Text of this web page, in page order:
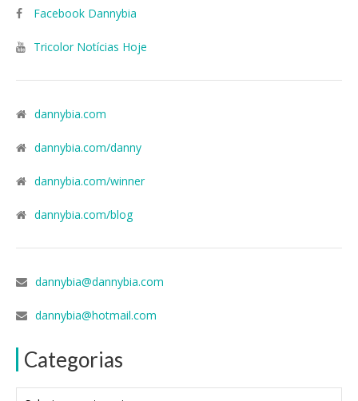
Facebook Dannybia
Tricolor Notícias Hoje
dannybia.com
dannybia.com/danny
dannybia.com/winner
dannybia.com/blog
dannybia@dannybia.com
dannybia@hotmail.com
Categorias